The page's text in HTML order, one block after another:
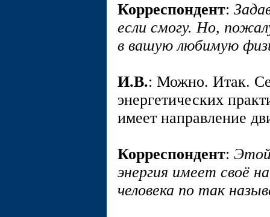
Корреспондент:
если смогу. Но,
в вашую любимую
И.В.: Можно. Итак.
энергетических
имеет направление
Корреспондент:
энергия имеет своё
человека по так